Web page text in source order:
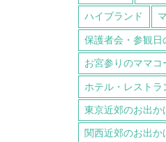
ハイブランド
保護者会・参観日
お宮参りのママコ
ホテル・レストラ
東京近郊のお出
関西近郊のお出